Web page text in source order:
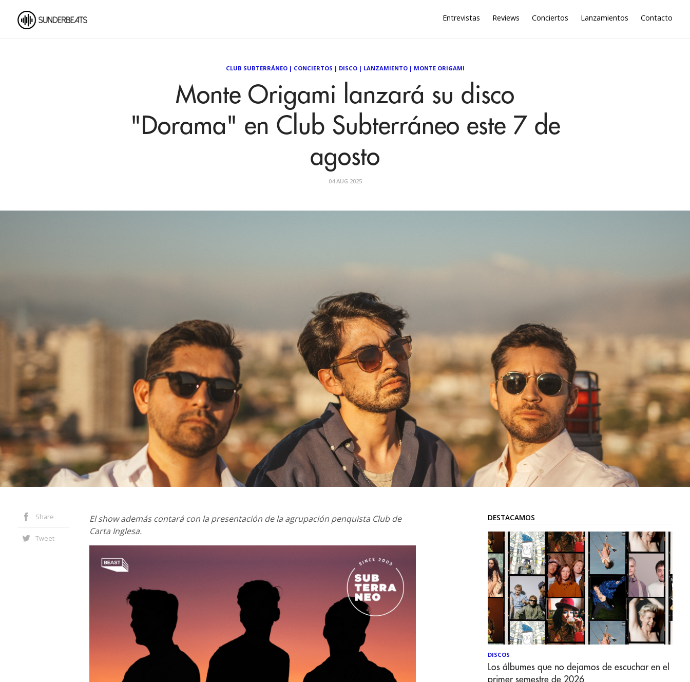
Entrevistas Reviews Conciertos Lanzamientos Contacto
CLUB SUBTERRÁNEO| CONCIERTOS | DISCO| LANZAMIENTO| MONTE ORIGAMI
Monte Origami lanzará su disco
"Dorama" en Club Subterráneo este 7 de
agosto
04 AUG 2025
Share
Tweet
El show además contará con la presentación de la agrupación penquista Club de
Carta Inglesa.
DESTACAMOS
DISCOS
Los álbumes que no dejamos de escuchar en el
primer semestre de 2026